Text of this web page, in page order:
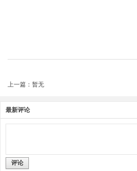
上一篇：暂无
最新评论
评论